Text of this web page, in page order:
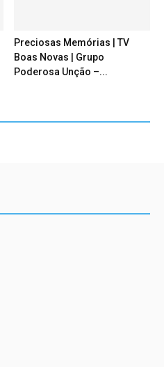
Preciosas Memórias | TV
Boas Novas | Grupo
Poderosa Unção –...